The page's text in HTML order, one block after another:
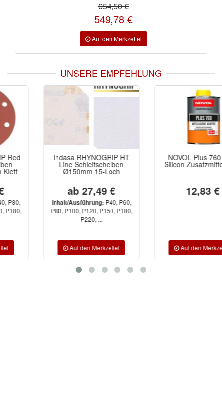
654,50 €
549,78 €
UNSERE EMPFEHLUNG
Indasa RHYNOGRIP HT
Line Schleifscheiben
Ø150mm 15-Loch
ab 27,49 €
Inhalt/Ausführung:P40, P60,
P80, P100, P120, P150, P180,
NOVOL Plus 760 Anti-
Silicon Zusatzmittel 0,3L